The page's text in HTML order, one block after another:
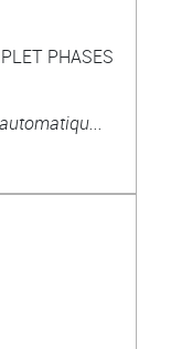
PHASES